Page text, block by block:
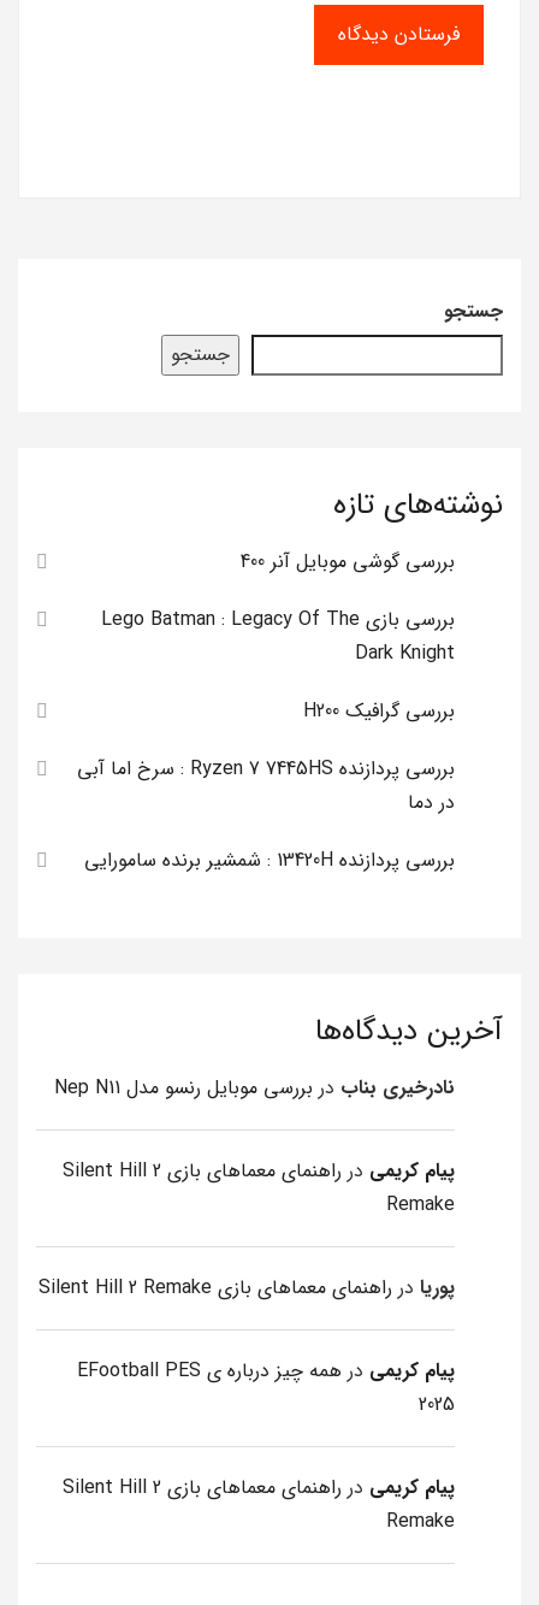
جستجو
جستجو
نوشته‌های تازه
بررسی گوشی موبایل آنر 400
بررسی بازی Lego Batman : Legacy Of The
Dark Knight
بررسی گرافیک H200
بررسی پردازنده Ryzen 7 7445HS : سرخ اما آبی
در دما
بررسی پردازنده 13420H : شمشیر برنده سامورایی
آخرین دیدگاه‌ها
نادرخیری بناب در بررسی موبایل رنسو مدل Nep N11
پیام کریمی در
راهنمای معماهای بازی Silent Hill 2
Remake
پوریا در راهنمای معماهای بازی Silent Hill 2 Remake
پیام کریمی در
همه چیز درباره ی EFootball PES
2025
پیام کریمی در
راهنمای معماهای بازی Silent Hill 2
Remake